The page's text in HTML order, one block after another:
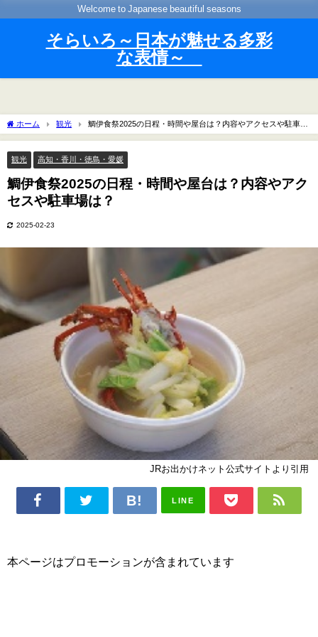
Welcome to Japanese beautiful seasons
そらいろ～日本が魅せる多彩
な表情～
ホーム 観光
鯛伊食祭2025の日程・時間や屋台は？内容やアクセスや駐車場
は？
観光 高知・香川・徳島・愛媛
鯛伊食祭2025の日程・時間や屋台は？内容やアク
セスや駐車場は？
2025-02-23
JRお出かけネット公式サイトより引用
LINE
本ページはプロモーションが含まれています